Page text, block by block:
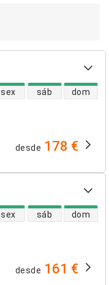
sex sáb dom
desde 178 €
sex sáb dom
desde 161 €